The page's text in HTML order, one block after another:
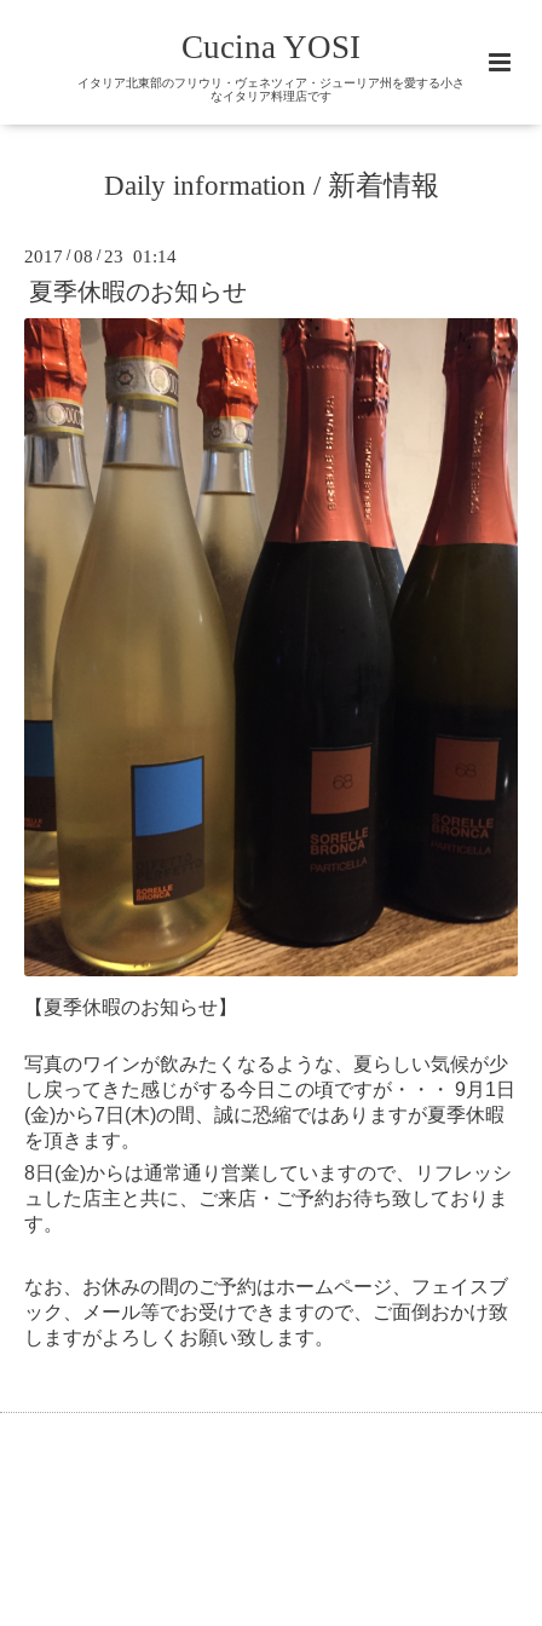
Cucina YOSI
イタリア北東部のフリウリ・ヴェネツィア・ジューリア州を愛する小さ
なイタリア料理店です
Daily information / 新着情報
2017 /08 / 23 01:14
夏季休暇のお知らせ
【夏季休暇のお知らせ】
写真のワインが飲みたくなるような、夏らしい気候が少
し戻ってきた感じがする今日この頃ですが・・・ 9月1日
(金)から7日(木)の間、誠に恐縮ではありますが夏季休暇
を頂きます。
8日(金)からは通常通り営業していますので、リフレッシ
ュした店主と共に、ご来店・ご予約お待ち致しておりま
す。
なお、お休みの間のご予約はホームページ、フェイスブ
ック、メール等でお受けできますので、ご面倒おかけ致
しますがよろしくお願い致します。